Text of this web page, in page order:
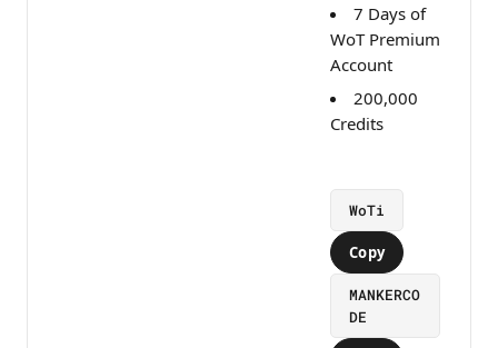
7 Days of
WoT Premium
Account
200,000
Credits
WoTi
Copy
MANKERCO
DE